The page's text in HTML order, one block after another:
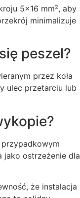
5×16 mm², aby
minimalizuje
peszel?
przez koła
ulec przetarciu lub
jako ostrzeżenie dla
że instalacja